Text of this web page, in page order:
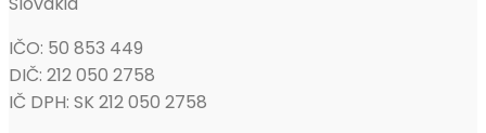
IČO: 50 853 449
DIČ: 212 050 2758
IČ DPH: SK 212 050 2758